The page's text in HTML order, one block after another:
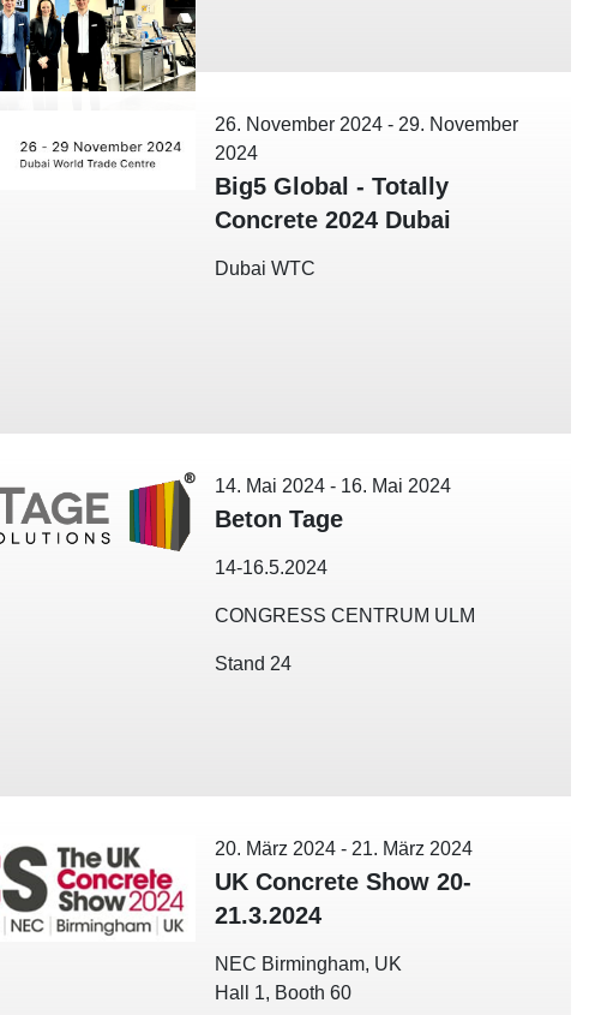
26. November 2024 - 29. November
2024
Big5 Global - Totally
Concrete 2024 Dubai
Dubai WTC
14. Mai 2024 - 16. Mai 2024
Beton Tage
14-16.5.2024
CONGRESS CENTRUM ULM
Stand 24
20. März 2024 - 21. März 2024
UK Concrete Show 20-
21.3.2024
NEC Birmingham, UK
Hall 1, Booth 60